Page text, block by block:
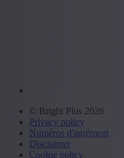
© Bright Plus 2026
Privacy policy
Numéros d'agrément
Disclaimer
Cookie policy